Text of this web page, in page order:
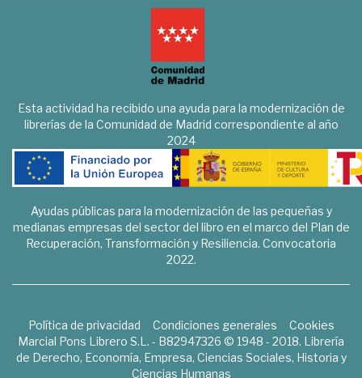
Esta actividad ha recibido una ayuda para la modernización de
librerías de la Comunidad de Madrid correspondiente al año
2024
Ayudas públicas para la modernización de las pequeñas y
medianas empresas del sector del libro en el marco del Plan de
Recuperación, Transformación y Resiliencia. Convocatoria
2022.
Política de privacidad Condiciones generales
Cookies
Marcial Pons Librero S.L. - B82947326 © 1948 - 2018. Librería
de Derecho, Economía, Empresa, Ciencias Sociales, Historia y
Ciencias Humanas